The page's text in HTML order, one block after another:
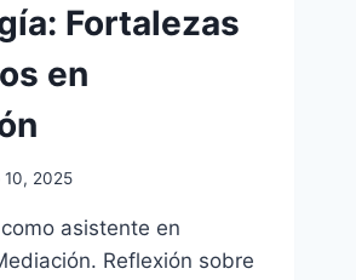
Fortalezas
en
10, 2025
asistente en
Reflexión sobre